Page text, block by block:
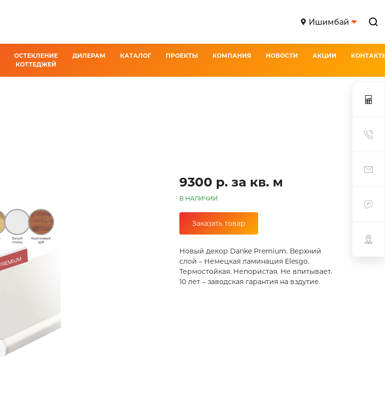
Ишимбай
ОСТЕКЛЕНИЕ
КОТТЕДЖЕЙ
ДИЛЕРАМ КАТАЛОГ ПРОЕКТЫ КОМПАНИЯ НОВОСТИ АКЦИИ
9300 р. за кв. м
В НАЛИЧИИ
Заказать товар
Новый декор Danke Premium. Верхний
слой – Немецкая ламинация Elesgo.
Термостойкая. Непористая. Не впитывает.
10 лет – заводская гарантия на вздутие.